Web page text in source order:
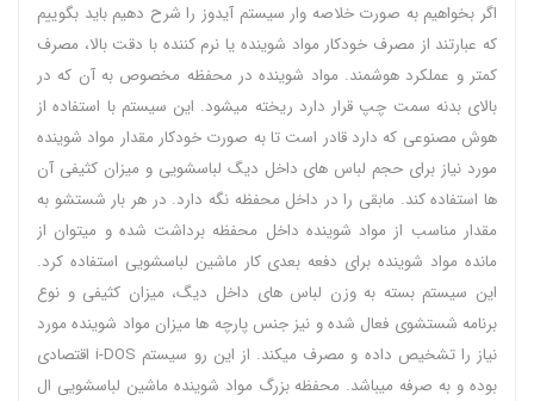
اگر بخواهیم به صورت خلاصه وار سیستم آیدوز را شرح دهیم باید بگوییم
که عبارتند از مصرف خودکار مواد شوینده یا نرم کننده با دقت بالا، مصرف
کمتر و عملکرد هوشمند. مواد شوینده در محفظه مخصوص به آن که در
بالای بدنه سمت چپ قرار دارد ریخته میشود. این سیستم با استفاده از
هوش مصنوعی که دارد قادر است تا به صورت خودکار مقدار مواد شوینده
مورد نیاز برای حجم لباس های داخل دیگ لباسشویی و میزان کثیفی آن
ها استفاده کند. مابقی را در داخل محفظه نگه دارد. در هر بار شستشو به
مقدار مناسب از مواد شوینده داخل محفظه برداشت شده و میتوان از
مانده مواد شوینده برای دفعه بعدی کار ماشین لباسشویی استفاده کرد.
این سیستم بسته به وزن لباس های داخل دیگ، میزان کثیفی و نوع
برنامه شستشوی فعال شده و نیز جنس پارچه ها میزان مواد شوینده مورد
نیاز را تشخیص داده و مصرف میکند. از این رو سیستم i-DOS اقتصادی
بوده و به صرفه میباشد. محفظه بزرگ مواد شوینده ماشین لباسشویی ال